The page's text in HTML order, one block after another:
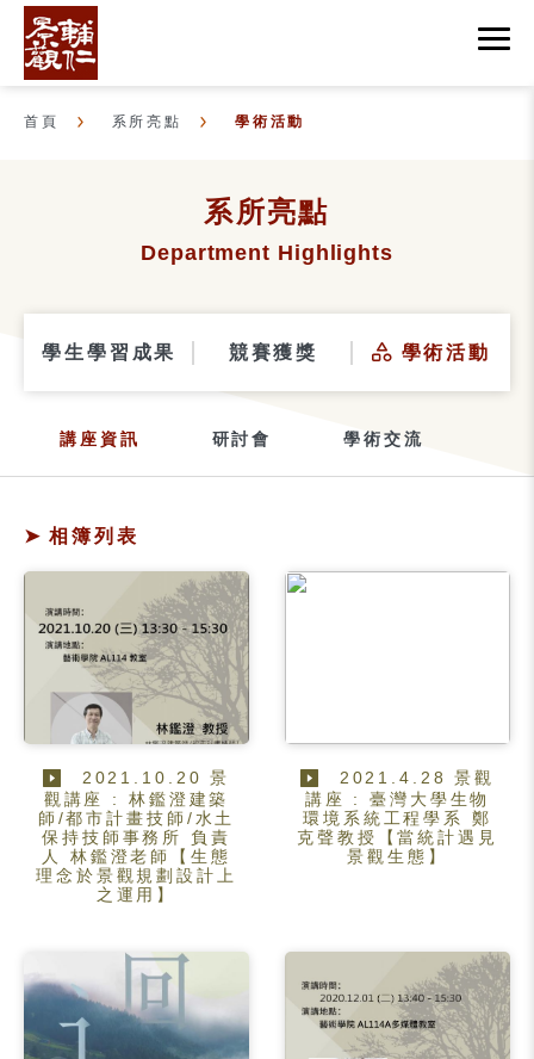
首頁 系所亮點 學術活動
系所亮點
Department Highlights
學生學習成果 競賽獲獎 學術活動
講座資訊 研討會 學術交流
相簿列表
2021.10.20 景
觀講座 : 林鑑澄建築
師/都市計畫技師/水土
保持技師事務所 負責
人 林鑑澄老師【生態
理念於景觀規劃設計上
之運用】
2021.4.28 景觀
講座 : 臺灣大學生物
環境系統工程學系 鄭
克聲教授【當統計遇見
景觀生態】